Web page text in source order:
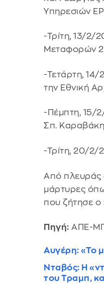
Υπηρεσιών
-Τρίτη, 13/2/
Μεταφορών
-Τετάρτη,
την Εθνική
-Πέμπτη, 15/
Σπ.
-Τρίτη, 20/2/
Από πλευράς
μάρτυρες
που ζήτησε ο
Πηγή: ΑΠΕ-
Αυγέρη: «Το
Νταβός: Η
του Τραμπ,